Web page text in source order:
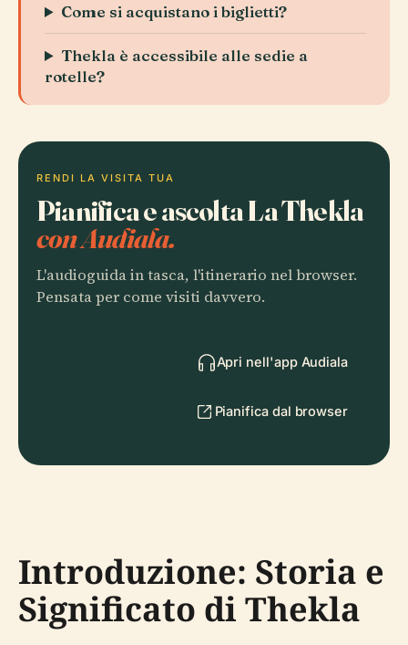
Come si acquistano i biglietti?
Thekla è accessibile alle sedie a
rotelle?
RENDI LA VISITA TUA
Pianifica e ascolta La Thekla
con Audiala.
L'audioguida in tasca, l'itinerario nel browser.
Pensata per come visiti davvero.
Apri nell'app Audiala
Pianifica dal browser
Introduzione: Storia e
Significato di Thekla